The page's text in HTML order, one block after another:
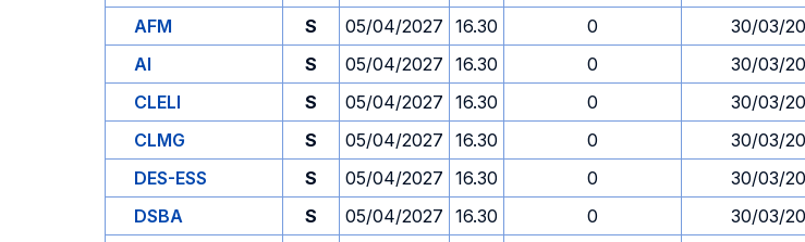
AFM
S 05/04/2027 16.30 0
30/03/
AI
S 05/04/2027 16.30 0
30/03/
CLELI
S 05/04/2027 16.30 0
30/03/
CLMG
S 05/04/2027 16.30 0
30/03/
DES-ESS
S 05/04/2027 16.30 0
30/03/
DSBA
S 05/04/2027 16.30 0
30/03/